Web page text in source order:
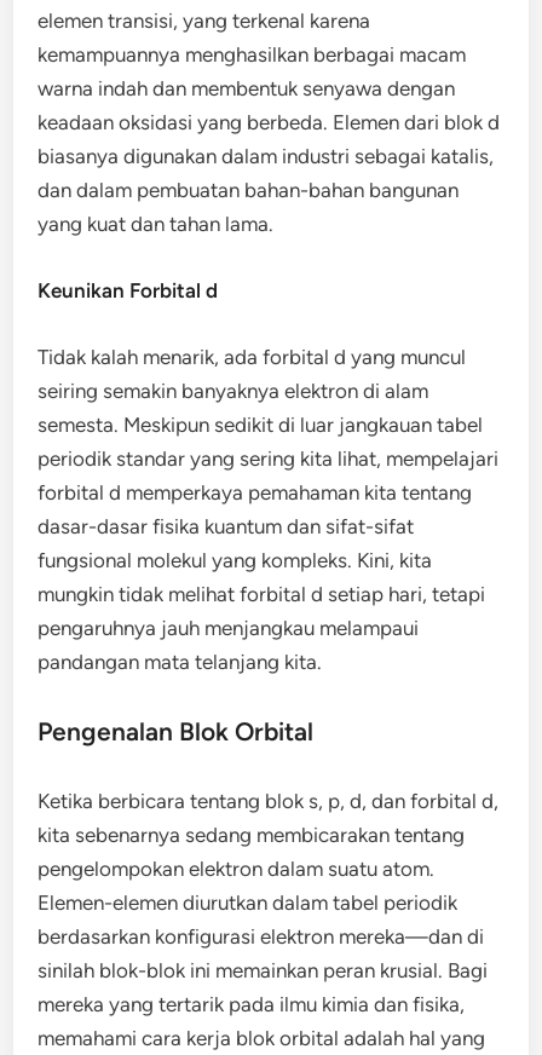
elemen transisi, yang terkenal karena
kemampuannya menghasilkan berbagai macam
warna indah dan membentuk senyawa dengan
keadaan oksidasi yang berbeda. Elemen dari blok d
biasanya digunakan dalam industri sebagai katalis,
dan dalam pembuatan bahan-bahan bangunan
yang kuat dan tahan lama.
Keunikan Forbital d
Tidak kalah menarik, ada forbital d yang muncul
seiring semakin banyaknya elektron di alam
semesta. Meskipun sedikit di luar jangkauan tabel
periodik standar yang sering kita lihat, mempelajari
forbital d memperkaya pemahaman kita tentang
dasar-dasar fisika kuantum dan sifat-sifat
fungsional molekul yang kompleks. Kini, kita
mungkin tidak melihat forbital d setiap hari, tetapi
pengaruhnya jauh menjangkau melampaui
pandangan mata telanjang kita.
Pengenalan Blok Orbital
Ketika berbicara tentang blok s, p, d, dan forbital d,
kita sebenarnya sedang membicarakan tentang
pengelompokan elektron dalam suatu atom.
Elemen-elemen diurutkan dalam tabel periodik
berdasarkan konfigurasi elektron mereka—dan di
sinilah blok-blok ini memainkan peran krusial. Bagi
mereka yang tertarik pada ilmu kimia dan fisika,
memahami cara kerja blok orbital adalah hal yang